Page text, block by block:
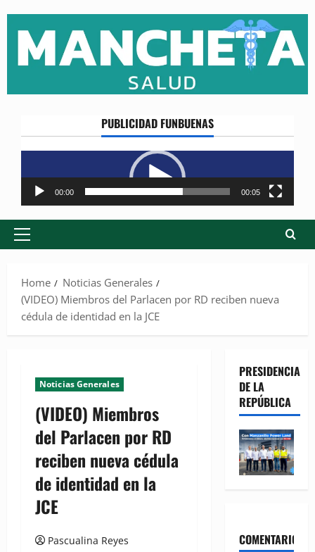
content
PUBLICIDAD FUNBUENAS
Reproductor
de
vídeo
00:00 00:05
Primary
Home
Noticias Generales
(VIDEO) Miembros del Parlacen por RD reciben nueva
cédula de identidad en la JCE
Noticias Generales
(VIDEO) Miembros
del Parlacen por RD
reciben nueva cédula
de identidad en la
JCE
Pascualina Reyes
PRESIDENCIA
DE LA
REPÚBLICA
COMENTARIOS